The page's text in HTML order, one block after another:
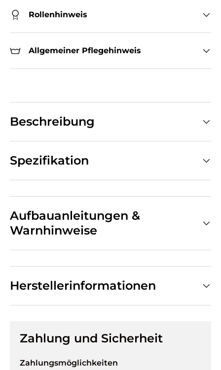
Rollenhinweis
Allgemeiner Pflegehinweis
Beschreibung
Spezifikation
Aufbauanleitungen &
Warnhinweise
Herstellerinformationen
Zahlung und Sicherheit
Zahlungsmöglichkeiten